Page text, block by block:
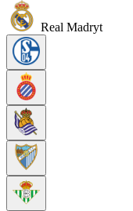
Real Madryt